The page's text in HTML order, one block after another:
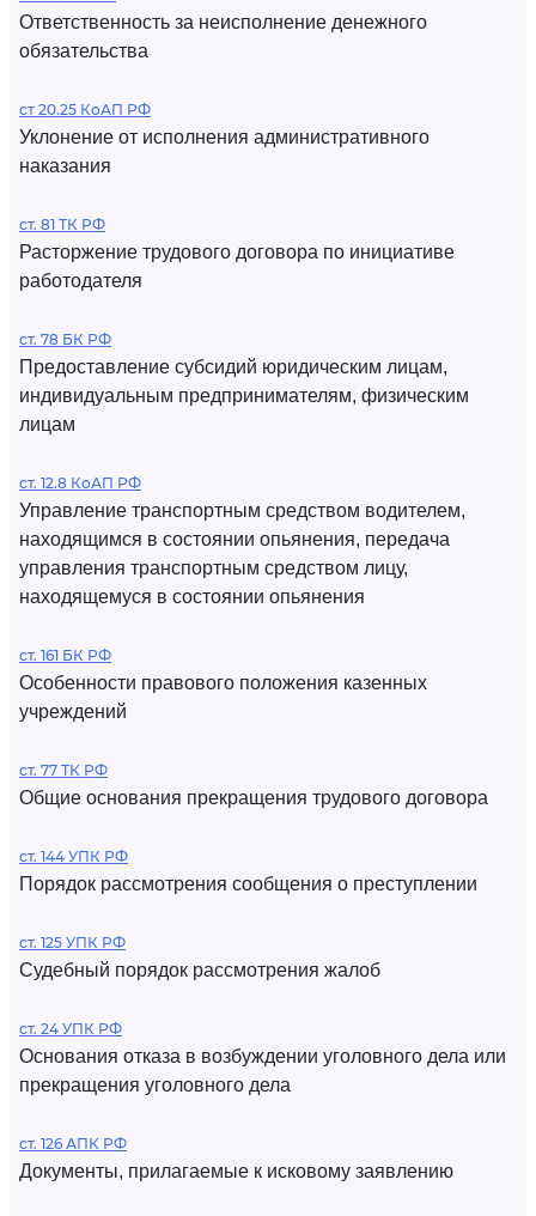
Ответственность за неисполнение денежного
обязательства
ст 20.25 КоАП РФ
Уклонение от исполнения административного
наказания
ст. 81 ТК РФ
Расторжение трудового договора по инициативе
работодателя
ст. 78 БК РФ
Предоставление субсидий юридическим лицам,
индивидуальным предпринимателям, физическим
лицам
ст. 12.8 КоАП РФ
Управление транспортным средством водителем,
находящимся в состоянии опьянения, передача
управления транспортным средством лицу,
находящемуся в состоянии опьянения
ст. 161 БК РФ
Особенности правового положения казенных
учреждений
ст. 77 ТК РФ
Общие основания прекращения трудового договора
ст. 144 УПК РФ
Порядок рассмотрения сообщения о преступлении
ст. 125 УПК РФ
Судебный порядок рассмотрения жалоб
ст. 24 УПК РФ
Основания отказа в возбуждении уголовного дела или
прекращения уголовного дела
ст. 126 АПК РФ
Документы, прилагаемые к исковому заявлению